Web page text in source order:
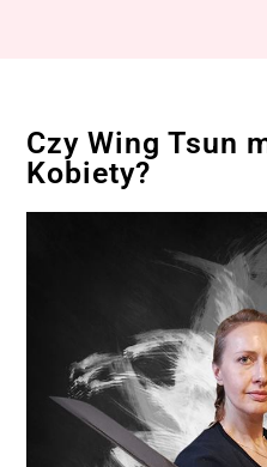
Czy Wing Tsun
Kobiety?